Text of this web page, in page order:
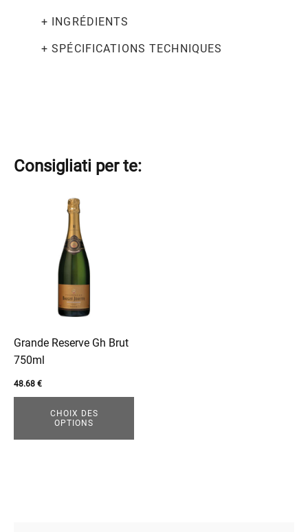
750ml+ INGRÉDIENTS
+ SPÉCIFICATIONS TECHNIQUES
Consigliati per te:
Grande Reserve Gh Brut
750ml
48.68 €
CHOIX DES
OPTIONS
variations.
être
choisies
sur
la